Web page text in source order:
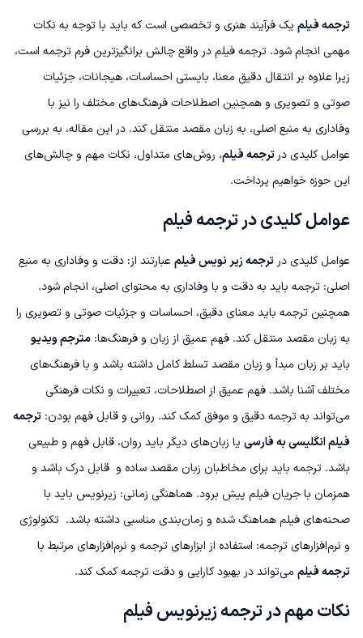
ترجمه فیلم یک فرآیند هنری و تخصصی است که باید با توجه به نکات
مهمی انجام شود. ترجمه فیلم در واقع چالش برانگیزترین فرم ترجمه است،
زیرا علاوه بر انتقال دقیق معنا، بایستی احساسات، هیجانات، جزئیات
صوتی و تصویری و همچنین اصطلاحات فرهنگ‌های مختلف را نیز با
وفاداری به منبع اصلی، به زبان مقصد منتقل کند. در این مقاله، به بررسی
عوامل کلیدی در ترجمه فیلم، روش‌های متداول، نکات مهم و چالش‌های
این حوزه خواهیم پرداخت.
عوامل کلیدی در ترجمه فیلم
عوامل کلیدی در ترجمه زیر نویس فیلمعبارتند از: دقت و وفاداری به منبع
اصلی: ترجمه باید به دقت و با وفاداری به محتوای اصلی، انجام شود.
همچنین ترجمه باید معنای دقیق، احساسات و جزئیات صوتی و تصویری را
به زبان مقصد منتقل کند. فهم عمیق از زبان و فرهنگ‌ها: مترجم ویدیو
باید بر زبان مبدأ و زبان مقصد تسلط کامل داشته باشد و با فرهنگ‌های
مختلف آشنا باشد. فهم عمیق از اصطلاحات، تعبیرات و نکات فرهنگی
می‌تواند به ترجمه دقیق و موفق کمک کند. روانی و قابل فهم بودن: ترجمه
فیلمانگلیسی به فارسی یا زبان‌های دیگر باید روان، قابل فهم و طبیعی
باشد. ترجمه‌ باید برای مخاطبان زبان مقصد ساده و قابل درک باشد و
همزمان با جریان فیلم پیش برود. هماهنگی زمانی: زیرنویس باید با
صحنه‌های فیلم هماهنگ شده و زمان‌بندی مناسبی داشته باشد. تکنولوژی
و نرم‌افزارهای ترجمه: استفاده از ابزارهای ترجمه و نرم‌افزارهای مرتبط با
ترجمه فیلم می‌تواند در بهبود کارایی و دقت ترجمه کمک کند.
نکات مهم در ترجمه زیرنویس فیلم